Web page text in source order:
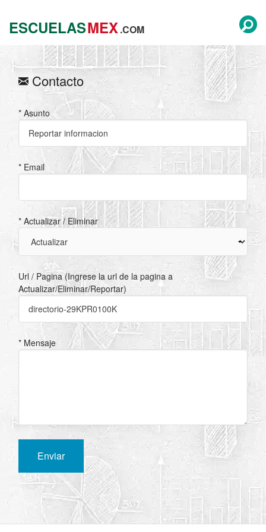
ESCUELASMEX.COM
Contacto
* Asunto
* Email
* Actualizar / Eliminar
Url / Pagina (Ingrese la url de la pagina a
Actualizar/Eliminar/Reportar)
* Mensaje
Enviar